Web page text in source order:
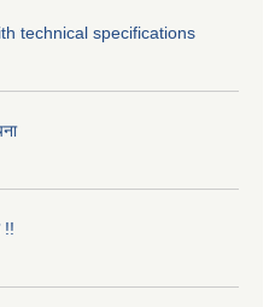
technical specifications
!!